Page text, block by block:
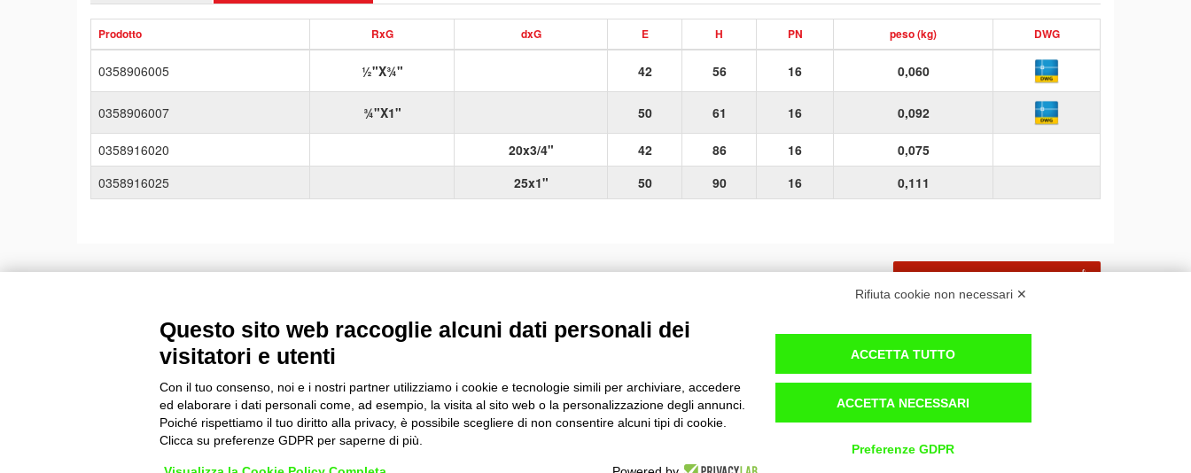
Prodotto RxG dxG E H PN peso (kg) DWG
0358906005 ½"X¾" 42 56 16 0,060
0358906007 ¾"X1" 50 61 16 0,092
0358916020 20x3/4" 42 86 16
0,075
0358916025
25x1" 50 90 16 0,111
Via Fabbriche, 22 - 15069 Serravalle Scrivia (AL)
info@plasson.it
Condizioni generali di vendita
sales@plasson.it
tecnico@plasson.it
Rifiuta cookie non necessari ✕
Questo sito web raccoglie alcuni dati personali dei
visitatori e utenti
Con il tuo consenso, noi e i nostri partner utilizziamo i cookie e tecnologie simili per archiviare, accedere
ed elaborare i dati personali come, ad esempio, la visita al sito web o la personalizzazione degli annunci.
Poiché rispettiamo il tuo diritto alla privacy, è possibile scegliere di non consentire alcuni tipi di cookie.
Clicca su preferenze GDPR per saperne di più.
ACCETTA TUTTO
ACCETTA NECESSARI
Preferenze GDPR